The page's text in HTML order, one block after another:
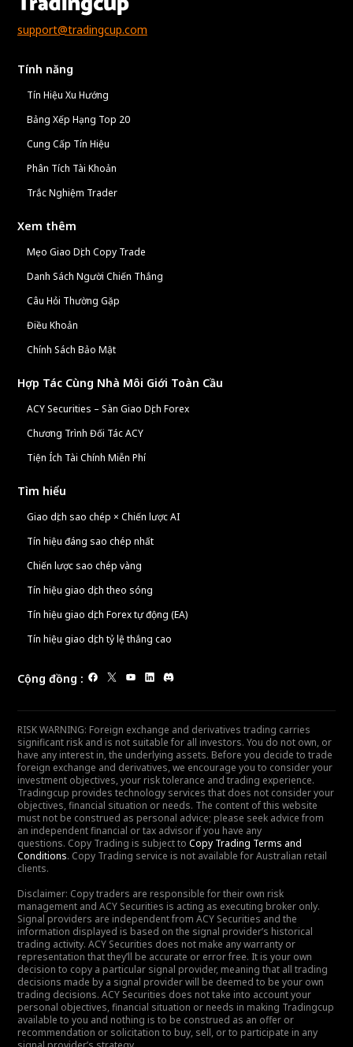
support@tradingcup.com
Tính năng
Tín Hiệu Xu Hướng
Bảng Xếp Hạng Top 20
Cung Cấp Tín Hiệu
Phân Tích Tài Khoản
Trắc Nghiệm Trader
Xem thêm
Mẹo Giao Dịch Copy Trade
Danh Sách Người Chiến Thắng
Câu Hỏi Thường Gặp
Điều Khoản
Chính Sách Bảo Mật
Hợp Tác Cùng Nhà Môi Giới Toàn Cầu
ACY Securities – Sàn Giao Dịch Forex
Chương Trình Đối Tác ACY
Tiện Ích Tài Chính Miễn Phí
Tìm hiểu
Giao dịch sao chép × Chiến lược AI
Tín hiệu đáng sao chép nhất
Chiến lược sao chép vàng
Tín hiệu giao dịch theo sóng
Tín hiệu giao dịch Forex tự động (EA)
Tín hiệu giao dịch tỷ lệ thắng cao
Cộng đồng :
RISK WARNING: Foreign exchange and derivatives trading carries
significant risk and is not suitable for all investors. You do not own, or
have any interest in, the underlying assets. Before you decide to trade
foreign exchange and derivatives, we encourage you to consider your
investment objectives, your risk tolerance and trading experience.
Tradingcup provides technology services that does not consider your
objectives, financial situation or needs. The content of this website
must not be construed as personal advice; please seek advice from
an independent financial or tax advisor if you have any
questions. Copy Trading is subject to Copy Trading Terms and
Conditions. Copy Trading service is not available for Australian retail
clients.
Disclaimer: Copy traders are responsible for their own risk
management and ACY Securities is acting as executing broker only.
Signal providers are independent from ACY Securities and the
information displayed is based on the signal provider’s historical
trading activity. ACY Securities does not make any warranty or
representation that they’ll be accurate or error free. It is your own
decision to copy a particular signal provider, meaning that all trading
decisions made by a signal provider will be deemed to be your own
trading decisions. ACY Securities does not take into account your
personal objectives, financial situation or needs in making Tradingcup
available to you and nothing is to be construed as an offer or
recommendation or solicitation to buy, sell, or to participate in any